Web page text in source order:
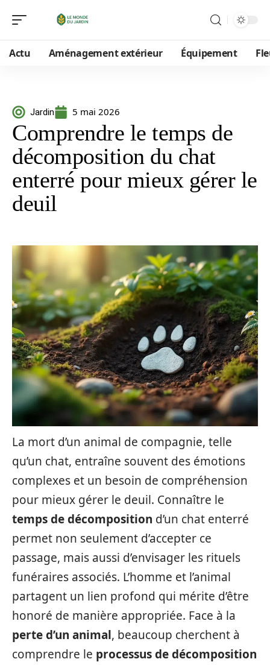
Actu Aménagement extérieur Équipement
Jardin 5 mai 2026
Comprendre le temps de
décomposition du chat
enterré pour mieux gérer le
deuil
La mort d’un animal de compagnie, telle
qu’un chat, entraîne souvent des émotions
complexes et un besoin de compréhension
pour mieux gérer le deuil. Connaître le
temps de décomposition d’un chat enterré
permet non seulement d’accepter ce
passage, mais aussi d’envisager les rituels
funéraires associés. L’homme et l’animal
partagent un lien profond qui mérite d’être
honoré de manière appropriée. Face à la
perte d’un animal, beaucoup cherchent à
comprendre le processus de décomposition